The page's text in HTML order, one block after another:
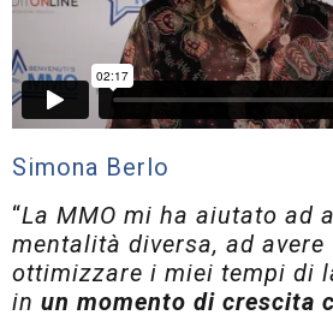
Simona Berlo
“La MMO mi ha aiutato ad
mentalità diversa, ad avere
ottimizzare i miei tempi di
in un momento di crescita